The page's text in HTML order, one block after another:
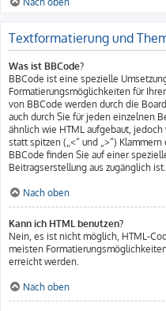
Textformatierung und
Was ist BBCode?
BBCode ist eine spezielle
Formatierungsmöglichkeiten für
von BBCode werden durch die
auch durch Sie für jeden einzelnen
ähnlich wie HTML aufgebaut, jedoch
statt spitzen („<“ und „>“)
BBCode finden Sie auf einer
Beitragserstellung aus zugänglich ist.
Nach oben
Kann ich HTML benutzen?
Nein, es ist nicht möglich, HTML-
meisten
erreicht werden.
Nach oben